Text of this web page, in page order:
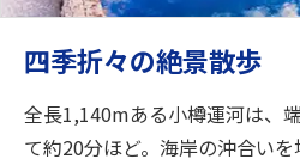
四季折々の絶景散歩
全長1,140mある小樽運河は、
て約20分ほど。海岸の沖合い